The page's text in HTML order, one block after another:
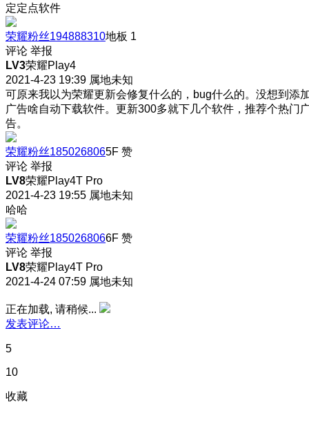
定定点软件
荣耀粉丝194888310地板 1
评论 举报
LV3荣耀Play4
2021-4-23 19:39 属地未知
可原来我以为荣耀更新会修复什么的，bug什么的。没想到添
广告啥自动下载软件。更新300多就下几个软件，推荐个热门
告。
荣耀粉丝1850268065F 赞
评论 举报
LV8荣耀Play4T Pro
2021-4-23 19:55 属地未知
哈哈
荣耀粉丝1850268066F 赞
评论 举报
LV8荣耀Play4T Pro
2021-4-24 07:59 属地未知
正在加载, 请稍候...
发表评论…
5
10
收藏